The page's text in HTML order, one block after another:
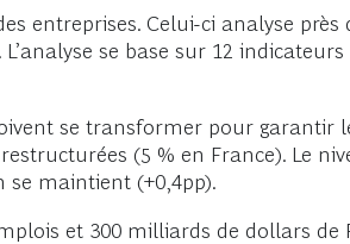
entreprises. Celui-ci analyse près
se base sur 12
se transformer pour garantir
(5 % en France). Le
se maintient (+0,4pp).
et 300 milliards de dollars de